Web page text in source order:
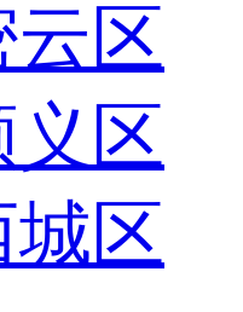
云区
义区
城区